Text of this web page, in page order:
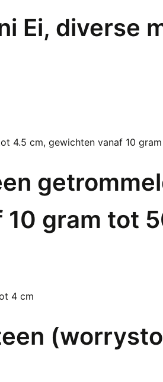
Ei, diverse
gram tot